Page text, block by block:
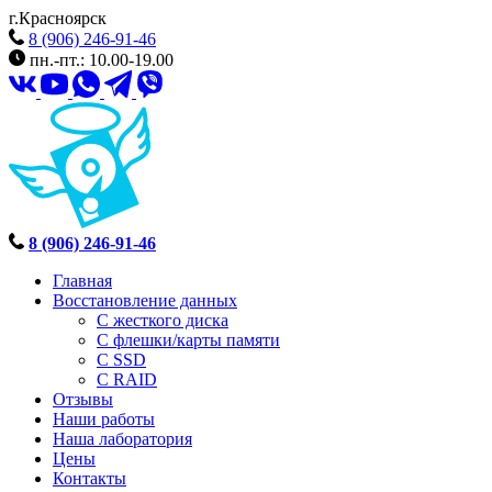
г.Красноярск
8 (906) 246-91-46
пн.-пт.: 10.00-19.00
8 (906) 246-91-46
Главная
Восстановление данных
С жесткого диска
С флешки/карты памяти
С SSD
С RAID
Отзывы
Наши работы
Наша лаборатория
Цены
Контакты